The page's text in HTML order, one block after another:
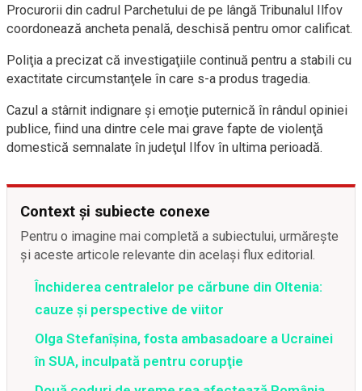
Procurorii din cadrul Parchetului de pe lângă Tribunalul Ilfov
coordonează ancheta penală, deschisă pentru omor calificat.
Poliţia a precizat că investigaţiile continuă pentru a stabili cu
exactitate circumstanţele în care s-a produs tragedia.
Cazul a stârnit indignare şi emoţie puternică în rândul opiniei
publice, fiind una dintre cele mai grave fapte de violenţă
domestică semnalate în judeţul Ilfov în ultima perioadă.
Context și subiecte conexe
Pentru o imagine mai completă a subiectului, urmărește
și aceste articole relevante din același flux editorial.
Închiderea centralelor pe cărbune din Oltenia:
cauze și perspective de viitor
Olga Stefanîşina, fosta ambasadoare a Ucrainei
în SUA, inculpată pentru corupţie